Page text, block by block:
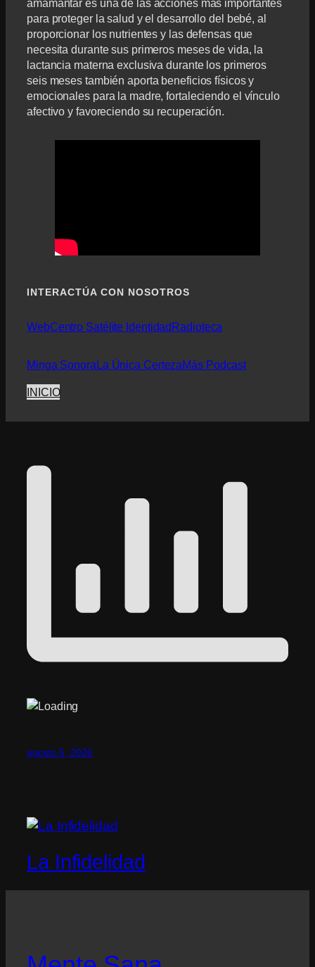
amamantar es una de las acciones más importantes
para proteger la salud y el desarrollo del bebé, al
proporcionar los nutrientes y las defensas que
necesita durante sus primeros meses de vida, la
lactancia materna exclusiva durante los primeros
seis meses también aporta beneficios físicos y
emocionales para la madre, fortaleciendo el vínculo
afectivo y favoreciendo su recuperación.
INTERACTÚA CON NOSOTROS
WebCentro Satélite IdentidadRadioteca
Minga Sonora La Única CertezaMás Podcast
INICIO
agosto 5, 2026
La Infidelidad